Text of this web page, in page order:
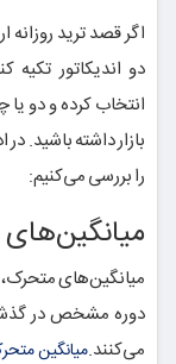
اگر قصد ترید
دو اندیکاتور تکیه
انتخاب کرده و دو یا
بازار داشته باشید. در
را بررسی می‌کنیم:
میانگین‌های
دوره مشخص در
می‌کنند.میانگین